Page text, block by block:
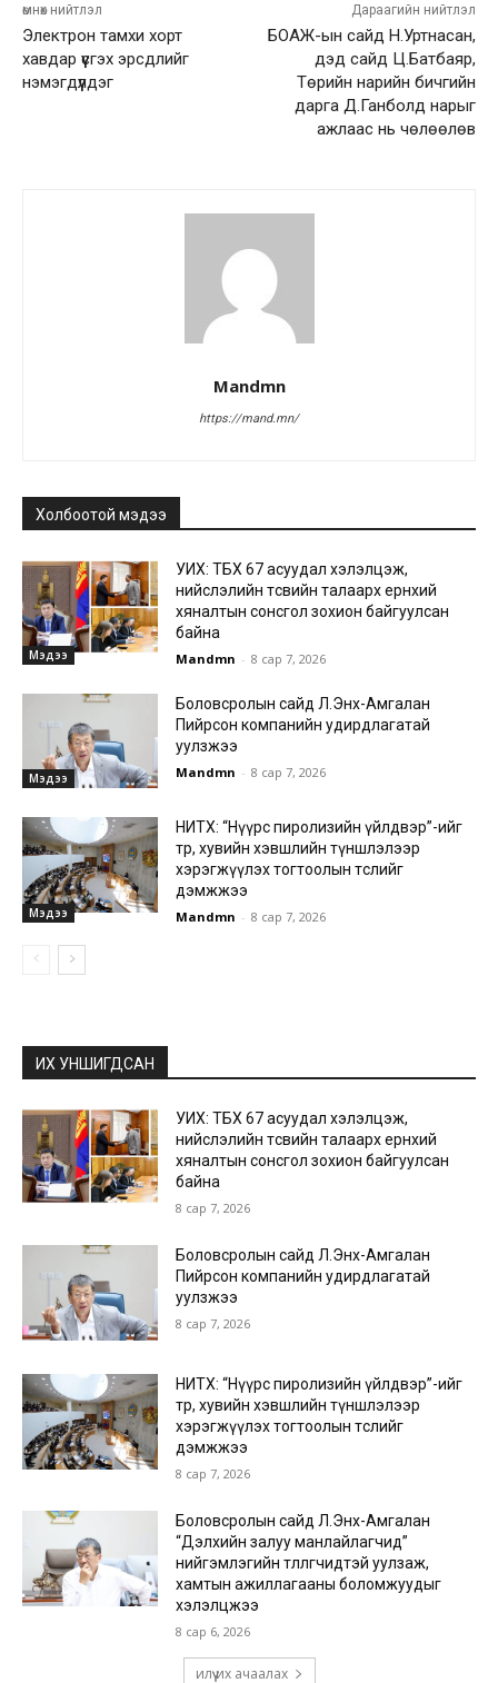
өмнөх нийтлэл
Электрон тамхи хорт
хавдар үүсгэх эрсдлийг
нэмэгдүүлдэг
Дараагийн нийтлэл
БОАЖ-ын сайд Н.Уртнасан,
дэд сайд Ц.Батбаяр,
Төрийн нарийн бичгийн
дарга Д.Ганболд нарыг
ажлаас нь чөлөөлөв
Mandmn
https://mand.mn/
Холбоотой мэдээ
Мэдээ
УИХ: ТБХ 67 асуудал хэлэлцэж,
нийслэлийн төсвийн талаарх ерөнхий
хяналтын сонсгол зохион байгуулсан
байна
Mandmn - 8 сар 7, 2026
Мэдээ
Боловсролын сайд Л.Энх-Амгалан
Пийрсон компанийн удирдлагатай
уулзжээ
Mandmn - 8 сар 7, 2026
Мэдээ
НИТХ: “Нүүрс пиролизийн үйлдвэр”-ийг
төр, хувийн хэвшлийн түншлэлээр
хэрэгжүүлэх тогтоолын төслийг
дэмжжээ
Mandmn - 8 сар 7, 2026
ИХ УНШИГДСАН
УИХ: ТБХ 67 асуудал хэлэлцэж,
нийслэлийн төсвийн талаарх ерөнхий
хяналтын сонсгол зохион байгуулсан
байна
8 сар 7, 2026
Боловсролын сайд Л.Энх-Амгалан
Пийрсон компанийн удирдлагатай
уулзжээ
8 сар 7, 2026
НИТХ: “Нүүрс пиролизийн үйлдвэр”-ийг
төр, хувийн хэвшлийн түншлэлээр
хэрэгжүүлэх тогтоолын төслийг
дэмжжээ
8 сар 7, 2026
Боловсролын сайд Л.Энх-Амгалан
“Дэлхийн залуу манлайлагчид”
нийгэмлэгийн төлөөлөгчидтэй уулзаж,
хамтын ажиллагааны боломжуудыг
хэлэлцжээ
8 сар 6, 2026
илүү их ачаалах